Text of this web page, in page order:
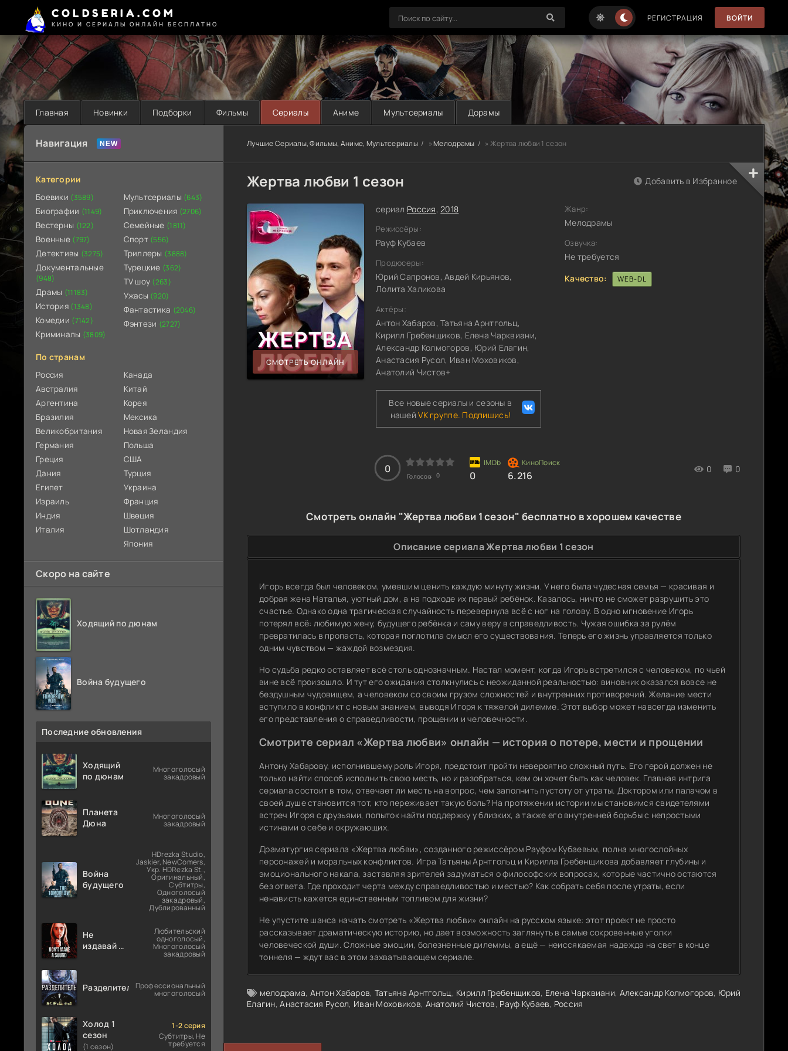
COLDSERIA.COM
КИНО И СЕРИАЛЫ ОНЛАЙН БЕСПЛАТНО
РЕГИСТРАЦИЯ ВОЙТИ
Главная Новинки Подборки Фильмы Сериалы Аниме Мультсериалы Дорамы
Навигация
Категории
Боевики (3589)
Биографии (1149)
Вестерны (122)
Военные (797)
Детективы (3275)
Документальные
(948)
Драмы (11183)
История (1348)
Комедии (7142)
Криминалы (3809)
Мультсериалы (643)
Приключения (2706)
Семейные (1811)
Спорт (556)
Триллеры (3888)
Турецкие (362)
TV шоу (263)
Ужасы (920)
Фантастика (2046)
Фэнтези (2727)
По странам
Россия
Австралия
Аргентина
Бразилия
Великобритания
Германия
Греция
Дания
Египет
Израиль
Индия
Италия
Канада
Китай
Корея
Мексика
Новая Зеландия
Польша
США
Турция
Украина
Франция
Швеция
Шотландия
Япония
Скоро на сайте
Ходящий по дюнам
Война будущего
Последние обновления
Ходящий
по дюнам
Многоголосый
закадровый
Планета
Дюна
Многоголосый
закадровый
Война
будущего
HDrezka Studio,
Jaskier, NewComers,
Укр. HDRezka St.,
Оригинальный,
Субтитры,
Одноголосый
закадровый,
Дублированный
Не
издавай ни
Любительский
одноголосый,
Многоголосый
закадровый
РазделительПрофессиональный
многоголосый
Холод 1
сезон
(1 сезон)
1-2 серия
Субтитры, Не
требуется
Лучшие Сериалы, Фильмы, Аниме, Мультсериалы »Мелодрамы » Жертва любви 1 сезон
Жертва любви 1 сезон
СМОТРЕТЬ ОНЛАЙН
сериал Россия,2018
Режиссёры:
Рауф Кубаев
Продюсеры:
Юрий Сапронов, Авдей Кирьянов,
Лолита Халикова
Актёры:
Антон Хабаров, Татьяна Арнтгольц,
Кирилл Гребенщиков, Елена Чарквиани,
Александр Колмогоров, Юрий Елагин,
Анастасия Русол, Иван Моховиков,
Анатолий Чистов+
Все новые сериалы и сезоны в
нашейVK группе. Подпишись!
0
Голосов: 0 0 6.216
0 0
Добавить в Избранное
Жанр:
Мелодрамы
Озвучка:
Не требуется
Качество:
WEB-DL
Смотреть онлайн "Жертва любви 1 сезон" бесплатно в хорошем качестве
Описание сериала Жертва любви 1 сезон
Игорь всегда был человеком, умевшим ценить каждую минуту жизни. У него была чудесная семья — красивая и
добрая жена Наталья, уютный дом, а на подходе их первый ребёнок. Казалось, ничто не сможет разрушить это
счастье. Однако одна трагическая случайность перевернула всё с ног на голову. В одно мгновение Игорь
потерял всё: любимую жену, будущего ребёнка и саму веру в справедливость. Чужая ошибка за рулём
превратилась в пропасть, которая поглотила смысл его существования. Теперь его жизнь управляется только
одним чувством — жаждой возмездия.
Но судьба редко оставляет всё столь однозначным. Настал момент, когда Игорь встретился с человеком, по чьей
вине всё произошло. И тут его ожидания столкнулись с неожиданной реальностью: виновник оказался вовсе не
бездушным чудовищем, а человеком со своим грузом сложностей и внутренних противоречий. Желание мести
вступило в конфликт с новым знанием, выводя Игоря к тяжелой дилемме. Этот выбор может навсегда изменить
его представления о справедливости, прощении и человечности.
Смотрите сериал «Жертва любви» онлайн — история о потере, мести и прощении
Антону Хабарову, исполнившему роль Игоря, предстоит пройти невероятно сложный путь. Его герой должен не
только найти способ исполнить свою месть, но и разобраться, кем он хочет быть как человек. Главная интрига
сериала состоит в том, отвечает ли месть на вопрос, чем заполнить пустоту от утраты. Доктором или палачом в
своей душе становится тот, кто переживает такую боль? На протяжении истории мы становимся свидетелями
встреч Игоря с друзьями, попыток найти поддержку у близких, а также его внутренней борьбы с непростыми
истинами о себе и окружающих.
Драматургия сериала «Жертва любви», созданного режиссёром Рауфом Кубаевым, полна многослойных
персонажей и моральных конфликтов. Игра Татьяны Арнтгольц и Кирилла Гребенщикова добавляет глубины и
эмоционального накала, заставляя зрителей задуматься о философских вопросах, которые частично остаются
без ответа. Где проходит черта между справедливостью и местью? Как собрать себя после утраты, если
ненависть кажется единственным топливом для жизни?
Не упустите шанса начать смотреть «Жертва любви» онлайн на русском языке: этот проект не просто
рассказывает драматическую историю, но дает возможность заглянуть в самые сокровенные уголки
человеческой души. Сложные эмоции, болезненные дилеммы, а ещё — неиссякаемая надежда на свет в конце
тоннеля — ждут вас в этом захватывающем сериале.
мелодрама, Антон Хабаров, Татьяна Арнтгольц, Кирилл Гребенщиков, Елена Чарквиани, Александр Колмогоров, Юрий
Елагин,Анастасия Русол, Иван Моховиков, Анатолий Чистов, Рауф Кубаев, Россия